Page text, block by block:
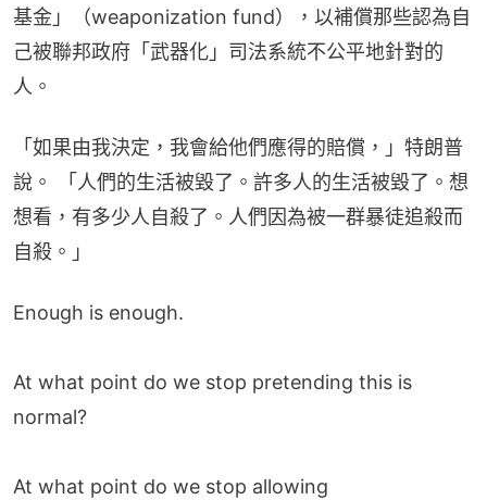
基金」（weaponization fund），以補償那些認為自
己被聯邦政府「武器化」司法系統不公平地針對的
人。
「如果由我決定，我會給他們應得的賠償，」特朗普
說。 「人們的生活被毀了。許多人的生活被毀了。想
想看，有多少人自殺了。人們因為被一群暴徒追殺而
自殺。」
Enough is enough.
At what point do we stop pretending this is
normal?
At what point do we stop allowing